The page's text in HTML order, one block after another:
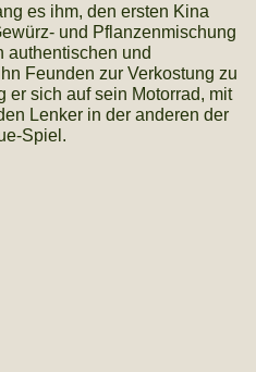
es ihm, den ersten Kina
und Pflanzenmischung
authentischen und
Feunden zur Verkostung zu
er sich auf sein Motorrad, mit
Lenker in der anderen der
Spiel.